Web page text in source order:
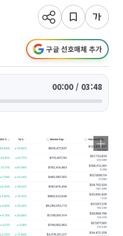
구글 선호매체 추가
00:00 / 03:48